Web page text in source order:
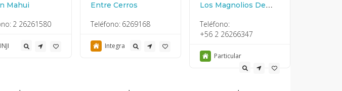
Mahui
2 26261580
Entre Cerros
Teléfono: 6269168
Integra
Los Magnolios De
Teléfono:
+56 2 26266347
Particular